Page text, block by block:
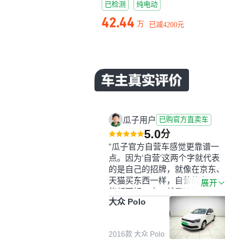
已检测 纯电动
42.44 万 已减4200元
瓜子用户 已购官方直卖车
5.0分
“瓜子官方自营车感觉更靠谱一
点。因为‘自营’这两个字就代表
的是自己的招牌，就像在京东、
天猫买东西一样，自营的东西可
能都要好一点。就是这种刻板印
象吧。一开始买二手车的时候，
我确实有担心过事故车、泡水车
这些问题。瓜子的检测报告其实
并不能完全打消顾虑，因为我也
展开
大众 Polo
2016款 大众 Polo